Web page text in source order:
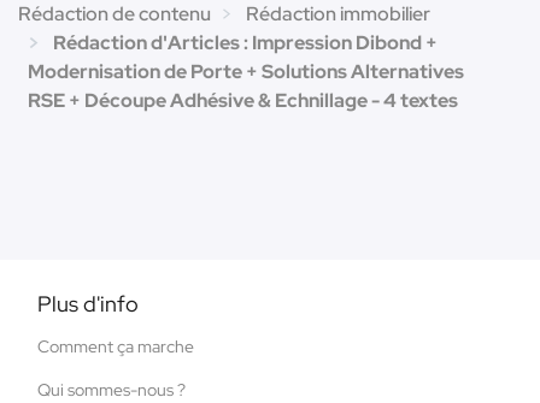
Rédaction de contenu
Rédaction immobilier
Rédaction d'Articles : Impression Dibond +
Modernisation de Porte + Solutions Alternatives
RSE + Découpe Adhésive & Echnillage - 4 textes
Plus d'info
Comment ça marche
Qui sommes-nous ?